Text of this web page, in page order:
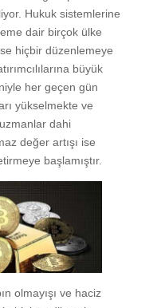
Hukuk sistemlerine
dair birçok ülke
hiçbir düzenlemeye
büyük
her geçen gün
yükselmekte ve
dahi
değer artışı ise
başlamıştır.
olmayışı ve haciz